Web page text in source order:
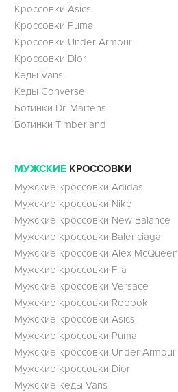
Кроссовки Asics
Кроссовки Puma
Кроссовки Under Armour
Кроссовки Dior
Кеды Vans
Кеды Converse
Ботинки Dr. Martens
Ботинки Timberland
МУЖСКИЕ КРОССОВКИ
Мужские кроссовки Adidas
Мужские кроссовки Nike
Мужские кроссовки New Balance
Мужские кроссовки Balenciaga
Мужские кроссовки Alex McQueen
Мужские кроссовки Fila
Мужские кроссовки Versace
Мужские кроссовки Reebok
Мужские кроссовки Asics
Мужские кроссовки Puma
Мужские кроссовки Under Armour
Мужские кроссовки Dior
Мужские кеды Vans